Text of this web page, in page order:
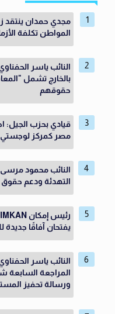
مجدي حمدان ينتقد
المواطن تكلفة
النائب ياسر
بالخارج تشمل
حقوقهم
قيادي بحزب الجيل:
مصر كمركز لوجستي
النائب محمود
التهدئة ودعم
يفتحان آفاقًا
النائب ياسر
المراجعة السابعة
ورسالة تحفيز